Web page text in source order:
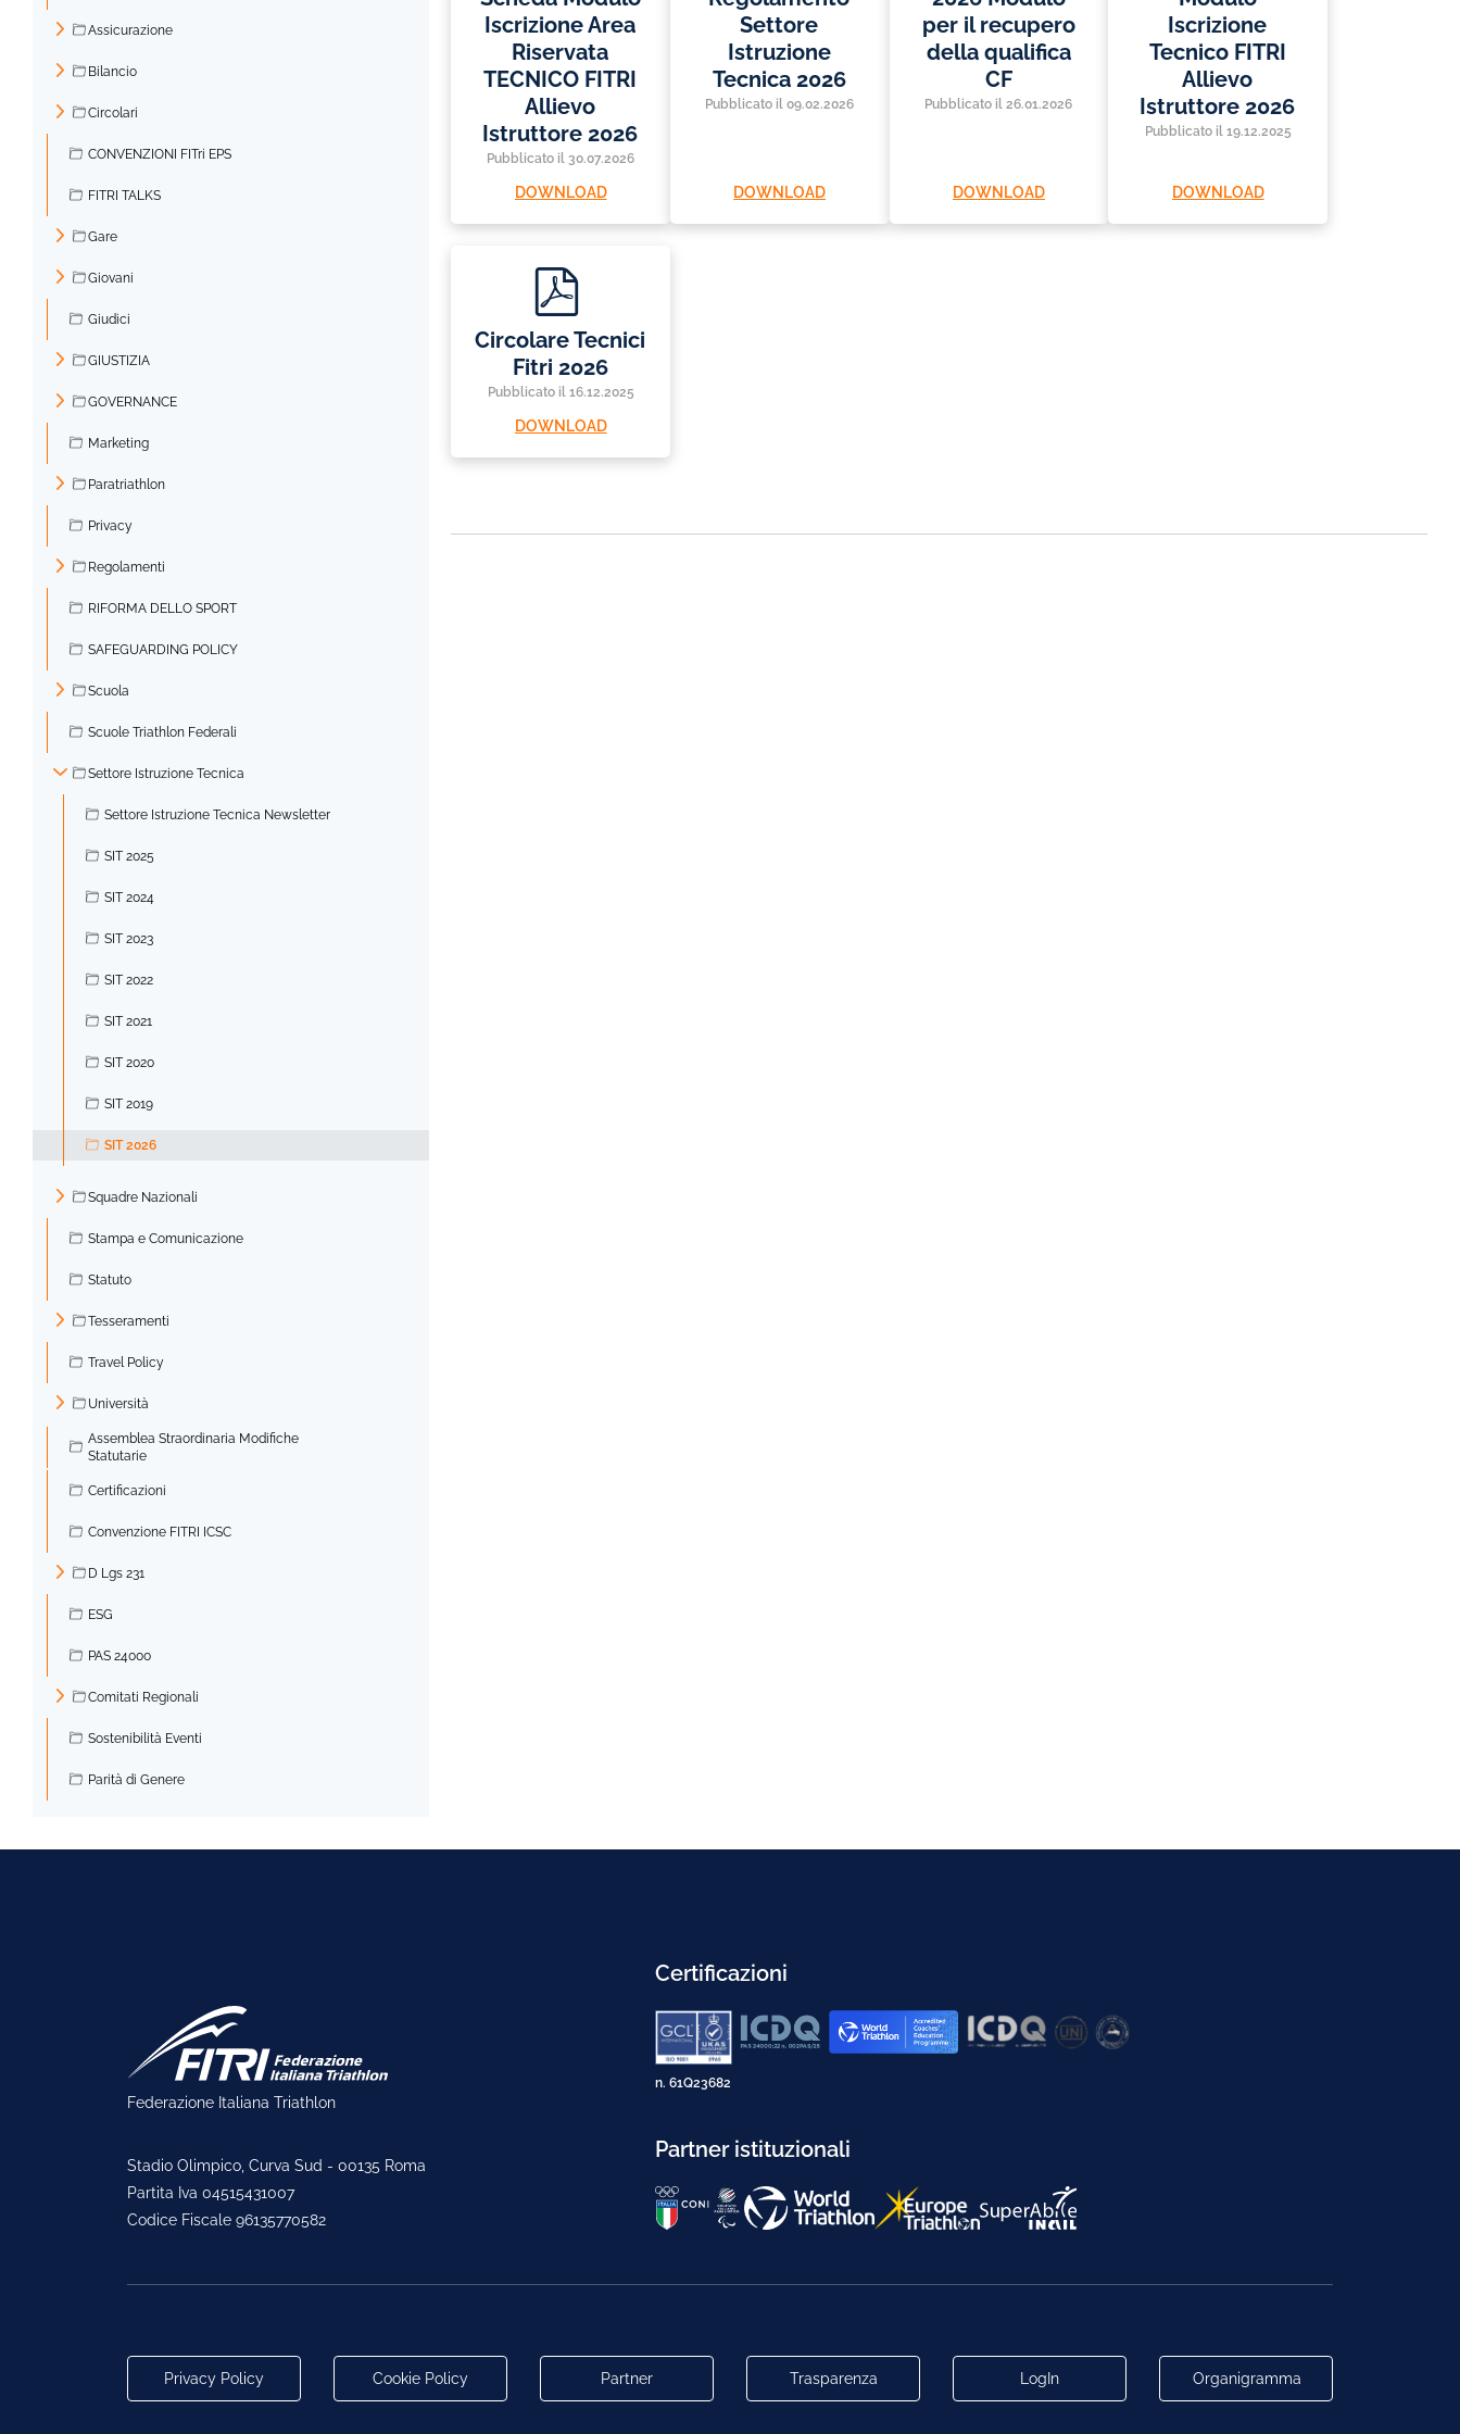
►
Assicurazione
►
Bilancio
Circolari
CONVENZIONI FITri EPS
FITRI TALKS
►
Gare
Giovani
Giudici
►
GIUSTIZIA
GOVERNANCE
Marketing
Paratriathlon
Privacy
Regolamenti
RIFORMA DELLO SPORT
SAFEGUARDING POLICY
Scuola
Scuole Triathlon Federali
Settore Istruzione Tecnica
Settore Istruzione Tecnica Newsletter
SIT 2025
SIT 2024
SIT 2023
SIT 2022
SIT 2021
SIT 2020
SIT 2019
SIT 2026
Squadre Nazionali
Stampa e Comunicazione
Statuto
Tesseramenti
Travel Policy
Università
Assemblea Straordinaria Modifiche
Statutarie
Certificazioni
Convenzione FITRI ICSC
D Lgs 231
ESG
PAS 24000
Comitati Regionali
Sostenibilità Eventi
Parità di Genere
Iscrizione Area
Riservata
TECNICO FITRI
Allievo
Istruttore 2026
Pubblicato il 30.07.2026
DOWNLOAD
Settore
Istruzione
Tecnica 2026
Pubblicato il 09.02.2026
DOWNLOAD
per il recupero
della qualifica
CF
Pubblicato il 26.01.2026
DOWNLOAD
Iscrizione
Tecnico FITRI
Allievo
Istruttore 2026
Pubblicato il 19.12.2025
DOWNLOAD
f
Circolare Tecnici
Fitri 2026
Pubblicato il 16.12.2025
DOWNLOAD
Federazione Italiana Triathlon
Stadio Olimpico, Curva Sud - 00135 Roma
Partita Iva 04515431007
Codice Fiscale 96135770582
Certificazioni
n. 61Q23682
Partner istituzionali
Privacy Policy Cookie Policy Partner Trasparenza LogIn Organigramma